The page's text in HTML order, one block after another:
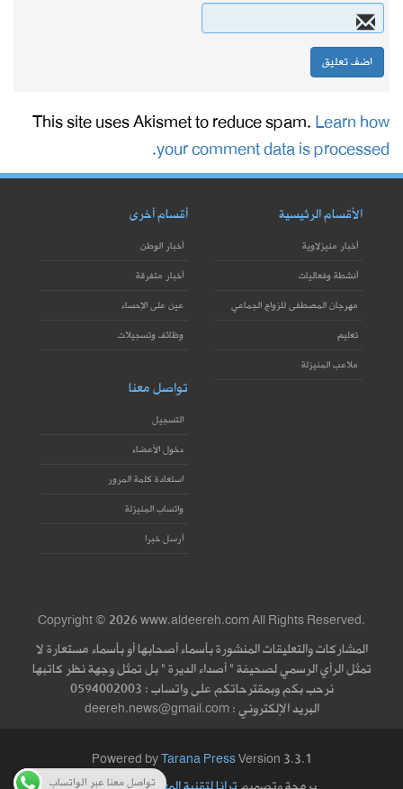
This site uses Akismet to reduce spam.Learn how
your comment data is processed.
الأقسام الرئيسية
أخبار منيزلاوية
أنشطة وفعاليات
مهرجان المصطفى للزواج الجماعي
تعليم
ملاعب المنيزلة
أقسام أخرى
أخبار الوطن
أخبار متفرقة
عين على الإحساء
وظائف وتسجيلات
تواصل معنا
التسجيل
دخول الأعضاء
استعادة كلمة المرور
واتساب المنيزلة
أرسل خبرا
Copyright © 2026 www.aldeereh.com All Rights Reserved.
المشاركات والتعليقات المنشورة بأسماء أصحابها أو بأسماء مستعارة لا
تمثل الرأي الرسمي لصحيفة " أصداء الديرة " بل تمثل وجهة نظر كاتبها
نرحب بكم وبمقترحاتكم على واتساب : 0594002003
البريد الإلكتروني : deereh.news@gmail.com
Powered byTarana PressVersion 3.3.1
تواصل معنا عبر الواتساب